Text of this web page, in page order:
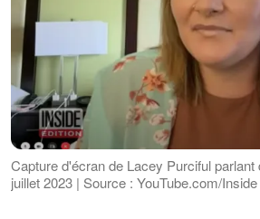
Capture d'écran de Lacey Purciful parlant
juillet 2023 | Source : YouTube.com/